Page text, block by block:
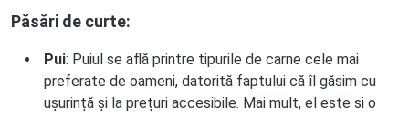
Păsări de curte:
Pui: Puiul se află printre tipurile de carne cele mai
preferate de oameni, datorită faptului că îl găsim cu
ușurință și la prețuri accesibile. Mai mult, el este si o